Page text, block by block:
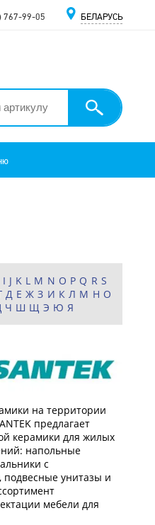
767-99-05 БЕЛАРУСЬ
I J K L M N O P Q R S
Д Е Ж З И К Л М Н О
Ч Ш Щ Э Ю Я
на территории
предлагает
керамики для жилых
напольные
с
подвесные унитазы и
мебели для